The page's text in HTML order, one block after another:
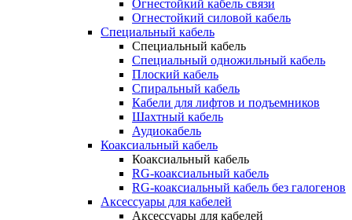
Огнестойкий кабель связи
Огнестойкий силовой кабель
Специальный кабель
Специальный кабель
Специальный одножильный кабель
Плоский кабель
Спиральный кабель
Кабели для лифтов и подъемников
Шахтный кабель
Аудиокабель
Коаксиальный кабель
Коаксиальный кабель
RG-коаксиальный кабель
RG-коаксиальный кабель без галогенов
Аксессуары для кабелей
Аксессуары для кабелей